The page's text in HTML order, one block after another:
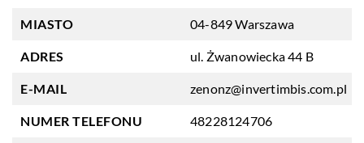
MIASTO 04-849 Warszawa
ADRES ul. Żwanowiecka 44 B
E-MAIL zenonz@invertimbis.com.pl
NUMER TELEFONU 48228124706